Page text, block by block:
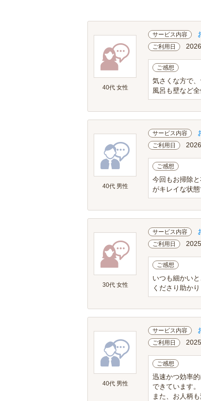
40代 女性
サービス内容
ご利用日
ご感想
気さくな方で
風呂も壁など
40代 男性
サービス内容
ご利用日
ご感想
今回もお掃除
がキレイな状
30代 女性
サービス内容
ご利用日
ご感想
いつも細かい
くださり助か
40代 男性
サービス内容
ご利用日
ご感想
迅速かつ効率
できています。
また、お人柄